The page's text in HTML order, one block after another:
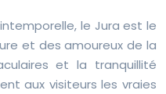
le Jura est le
et des amoureux de la
et la tranquillité
aux visiteurs les vraies